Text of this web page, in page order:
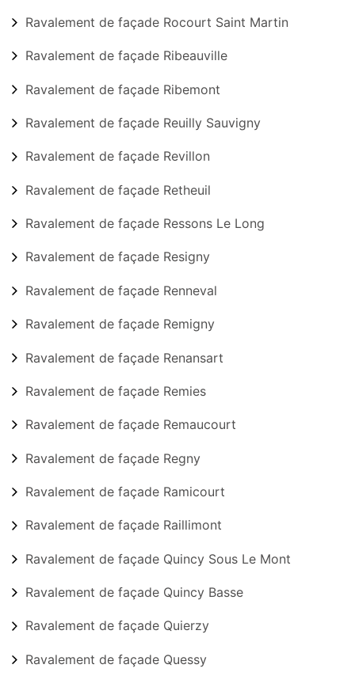
Ravalement de façade Rocourt Saint Martin
Ravalement de façade Ribeauville
Ravalement de façade Ribemont
Ravalement de façade Reuilly Sauvigny
Ravalement de façade Revillon
Ravalement de façade Retheuil
Ravalement de façade Ressons Le Long
Ravalement de façade Resigny
Ravalement de façade Renneval
Ravalement de façade Remigny
Ravalement de façade Renansart
Ravalement de façade Remies
Ravalement de façade Remaucourt
Ravalement de façade Regny
Ravalement de façade Ramicourt
Ravalement de façade Raillimont
Ravalement de façade Quincy Sous Le Mont
Ravalement de façade Quincy Basse
Ravalement de façade Quierzy
Ravalement de façade Quessy